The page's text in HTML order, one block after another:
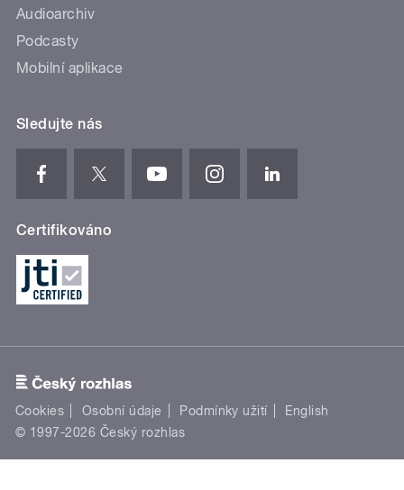
Audioarchiv
Podcasty
Mobilní aplikace
Sledujte nás
Certifikováno
Cookies Osobní údaje Podmínky užití
English
© 1997-2026 Český rozhlas